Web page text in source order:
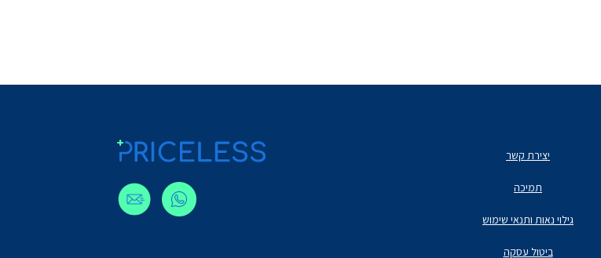
יצירת קשר
תמיכה
גילוי נאות ותנאי שימוש
ביטול עסקה